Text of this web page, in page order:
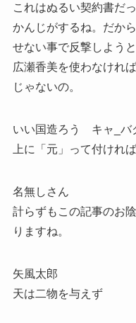
これはぬるい契約書だ
かんじがするね。だか
せない事で反撃しよう
広瀬香美を使わなけれ
じゃないの。
いい国造ろう キャ_バ
上に「元」って付けれ
名無しさん
計らずもこの記事のお
りますね。
矢風太郎
天は二物を与えず